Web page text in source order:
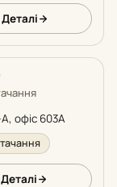
Деталі
офіс 603А
Деталі